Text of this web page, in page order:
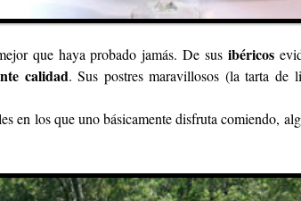
que haya probado jamás. De susibéricos
calidad. Sus postres maravillosos (la tarta de
en los que uno básicamente disfruta comiendo,